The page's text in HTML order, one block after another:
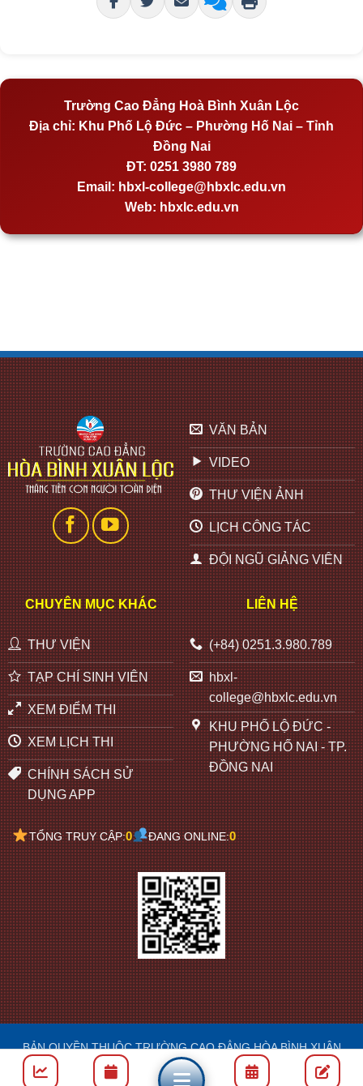
Trường Cao Đẳng Hoà Bình Xuân Lộc
Địa chỉ: Khu Phố Lộ Đức – Phường Hố Nai – Tỉnh
Đồng Nai
ĐT: 0251 3980 789
Email: hbxl-college@hbxlc.edu.vn
Web: hbxlc.edu.vn
VĂN BẢN
VIDEO
THƯ VIỆN ẢNH
LỊCH CÔNG TÁC
ĐỘI NGŨ GIẢNG VIÊN
CHUYÊN MỤC KHÁC
THƯ VIỆN
TẠP CHÍ SINH VIÊN
XEM ĐIỂM THI
XEM LỊCH THI
CHÍNH SÁCH SỬ
DỤNG APP
LIÊN HỆ
(+84) 0251.3.980.789
hbxl-
college@hbxlc.edu.vn
KHU PHỐ LỘ ĐỨC -
PHƯỜNG HỐ NAI - TP.
ĐỒNG NAI
TỔNG TRUY CẬP:0 ĐANG ONLINE:0
BẢN QUYỀN THUỘC TRƯỜNG CAO ĐẲNG HÒA BÌNH XUÂN
LỘC